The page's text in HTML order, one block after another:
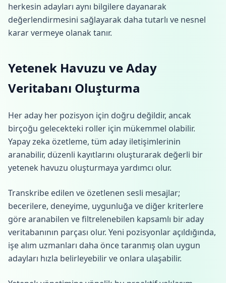
herkesin adayları aynı bilgilere dayanarak
değerlendirmesini sağlayarak daha tutarlı ve nesnel
karar vermeye olanak tanır.
Yetenek Havuzu ve Aday
Veritabanı Oluşturma
Her aday her pozisyon için doğru değildir, ancak
birçoğu gelecekteki roller için mükemmel olabilir.
Yapay zeka özetleme, tüm aday iletişimlerinin
aranabilir, düzenli kayıtlarını oluşturarak değerli bir
yetenek havuzu oluşturmaya yardımcı olur.
Transkribe edilen ve özetlenen sesli mesajlar;
becerilere, deneyime, uygunluğa ve diğer kriterlere
göre aranabilen ve filtrelenebilen kapsamlı bir aday
veritabanının parçası olur. Yeni pozisyonlar açıldığında,
işe alım uzmanları daha önce taranmış olan uygun
adayları hızla belirleyebilir ve onlara ulaşabilir.